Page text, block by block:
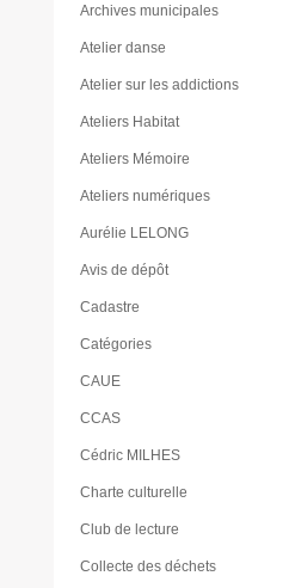
Archives municipales
Atelier danse
Atelier sur les addictions
Ateliers Habitat
Ateliers Mémoire
Ateliers numériques
Aurélie LELONG
Avis de dépôt
Cadastre
Catégories
CAUE
CCAS
Cédric MILHES
Charte culturelle
Club de lecture
Collecte des déchets